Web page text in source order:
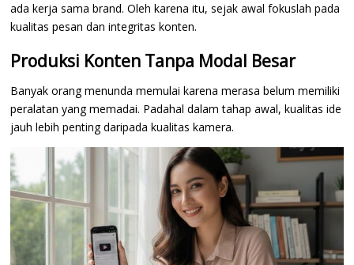
ada kerja sama brand. Oleh karena itu, sejak awal fokuslah pada
kualitas pesan dan integritas konten.
Produksi Konten Tanpa Modal Besar
Banyak orang menunda memulai karena merasa belum memiliki
peralatan yang memadai. Padahal dalam tahap awal, kualitas ide
jauh lebih penting daripada kualitas kamera.